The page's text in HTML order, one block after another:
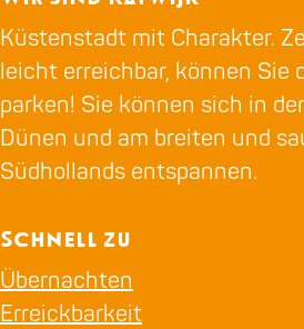
Küstenstadt mit Charakter.
leicht erreichbar, können Sie
parken! Sie können sich in
Dünen und am breiten und
Südhollands entspannen.
Schnell zu
Übernachten
Erreickbarkeit